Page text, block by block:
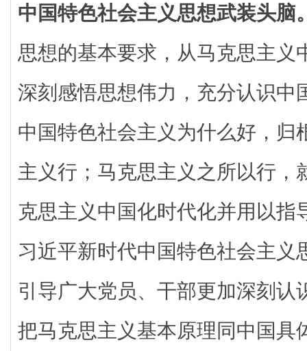
中国特色社会主义思想武装头脑
思想的基本要求，从马克思主义
深刻感悟思想伟力，充分认识中
中国特色社会主义为什么好，归
主义行；马克思主义之所以行，
克思主义中国化时代化并用以指
习近平新时代中国特色社会主义
引导广大党员、干部更加深刻认
把马克思主义基本原理同中国具